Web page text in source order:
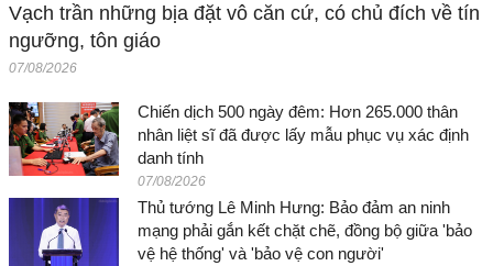
Vạch trần những bịa đặt vô căn cứ, có chủ đích về tín
ngưỡng, tôn giáo
07/08/2026
Chiến dịch 500 ngày đêm: Hơn 265.000 thân
nhân liệt sĩ đã được lấy mẫu phục vụ xác định
danh tính
07/08/2026
Thủ tướng Lê Minh Hưng: Bảo đảm an ninh
mạng phải gắn kết chặt chẽ, đồng bộ giữa 'bảo
vệ hệ thống' và 'bảo vệ con người'